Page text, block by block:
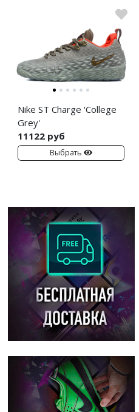
Nike ST Charge 'College
Grey'
11122 руб
Выбрать